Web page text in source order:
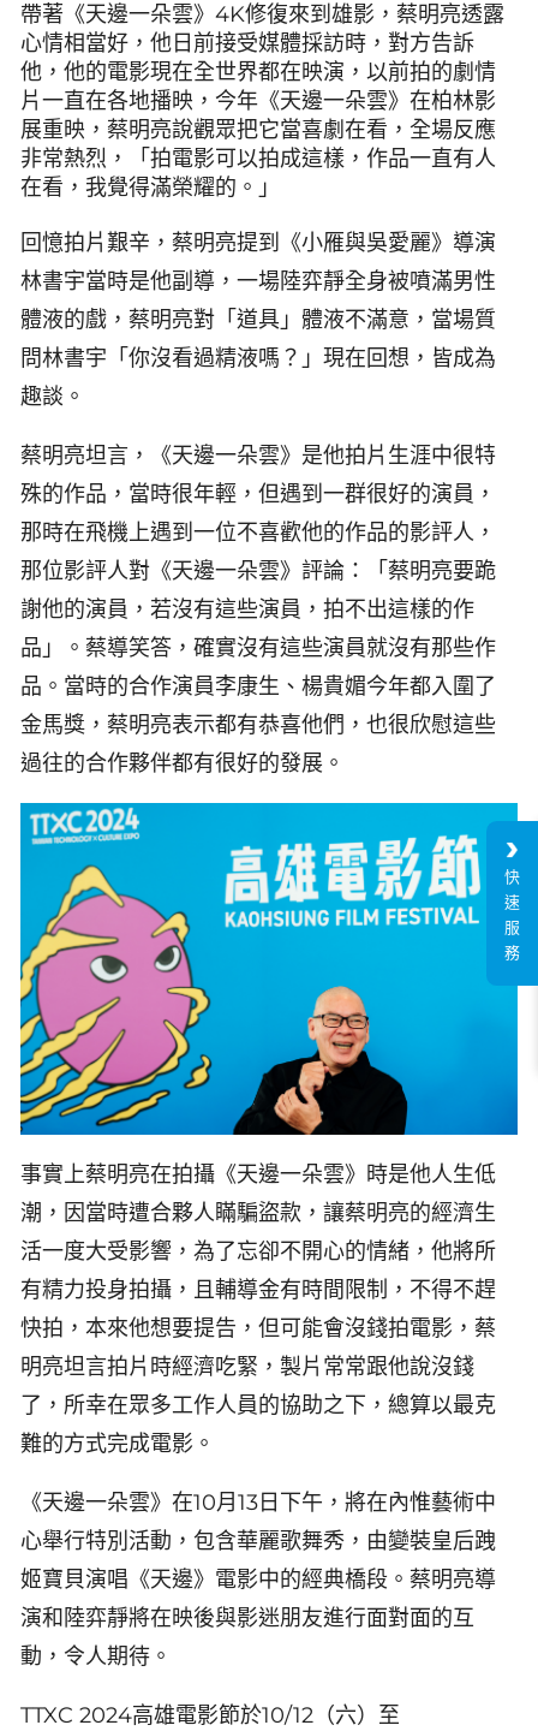
帶著《天邊一朵雲》4K修復來到雄影，蔡明亮透露
心情相當好，他日前接受媒體採訪時，對方告訴
他，他的電影現在全世界都在映演，以前拍的劇情
片一直在各地播映，今年《天邊一朵雲》在柏林影
展重映，蔡明亮說觀眾把它當喜劇在看，全場反應
非常熱烈，「拍電影可以拍成這樣，作品一直有人
在看，我覺得滿榮耀的。」
回憶拍片艱辛，蔡明亮提到《小雁與吳愛麗》導演
林書宇當時是他副導，一場陸弈靜全身被噴滿男性
體液的戲，蔡明亮對「道具」體液不滿意，當場質
問林書宇「你沒看過精液嗎？」現在回想，皆成為
趣談。
蔡明亮坦言，《天邊一朵雲》是他拍片生涯中很特
殊的作品，當時很年輕，但遇到一群很好的演員，
那時在飛機上遇到一位不喜歡他的作品的影評人，
那位影評人對《天邊一朵雲》評論：「蔡明亮要跪
謝他的演員，若沒有這些演員，拍不出這樣的作
品」。蔡導笑答，確實沒有這些演員就沒有那些作
品。當時的合作演員李康生、楊貴媚今年都入圍了
金馬獎，蔡明亮表示都有恭喜他們，也很欣慰這些
過往的合作夥伴都有很好的發展。
事實上蔡明亮在拍攝《天邊一朵雲》時是他人生低
潮，因當時遭合夥人瞞騙盜款，讓蔡明亮的經濟生
活一度大受影響，為了忘卻不開心的情緒，他將所
有精力投身拍攝，且輔導金有時間限制，不得不趕
快拍，本來他想要提告，但可能會沒錢拍電影，蔡
明亮坦言拍片時經濟吃緊，製片常常跟他說沒錢
了，所幸在眾多工作人員的協助之下，總算以最克
難的方式完成電影。
《天邊一朵雲》在10月13日下午，將在內惟藝術中
心舉行特別活動，包含華麗歌舞秀，由變裝皇后跩
姬寶貝演唱《天邊》電影中的經典橋段。蔡明亮導
演和陸弈靜將在映後與影迷朋友進行面對面的互
動，令人期待。
TTXC 2024高雄電影節於10/12（六）至
快
速
服
務